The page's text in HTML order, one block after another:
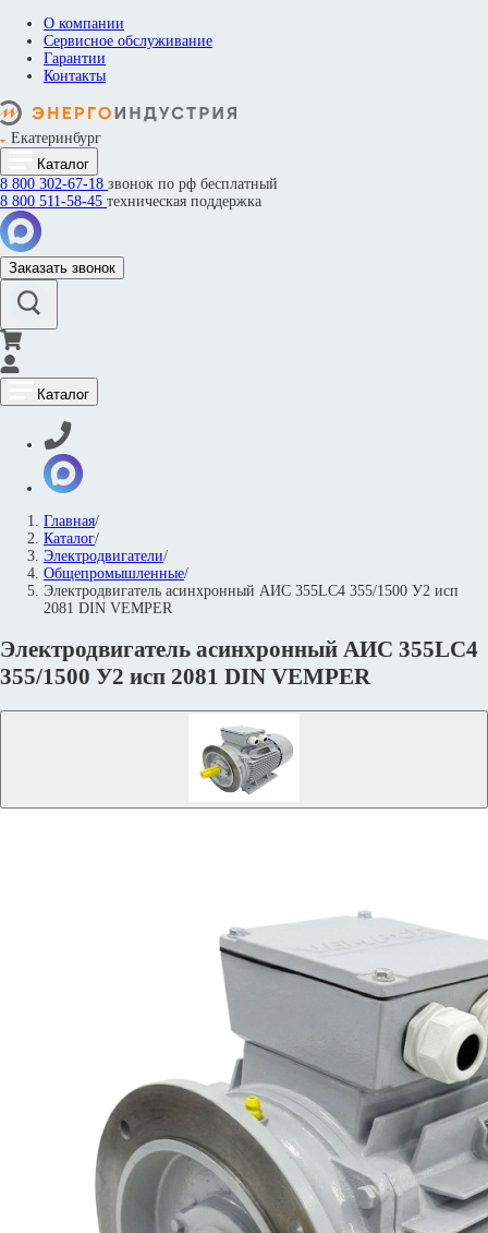
О компании
Сервисное обслуживание
Гарантии
Контакты
Екатеринбург
Каталог
8 800 302-67-18 звонок по рф бесплатный
8 800 511-58-45 техническая поддержка
Заказать звонок
Каталог
Главная/
Каталог/
Электродвигатели/
Общепромышленные/
Электродвигатель асинхронный АИС 355LС4 355/1500 У2 исп
2081 DIN VEMPER
Электродвигатель асинхронный АИС 355LС4
355/1500 У2 исп 2081 DIN VEMPER